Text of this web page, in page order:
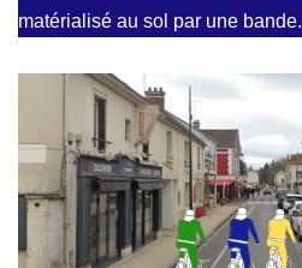
matérialisé au sol par une bande.